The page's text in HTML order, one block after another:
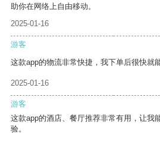
助你在网络上自由移动。
2025-01-16
游客
这款app的物流非常快捷，我下单后很快就
2025-01-16
游客
这款app的酒店、餐厅推荐非常有用，让我
验。